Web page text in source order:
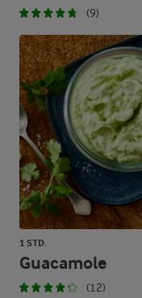
(9)
1 STD.
Guacamole
(12)